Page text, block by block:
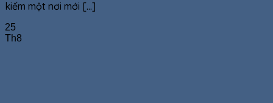
kiếm một nơi mới [...]
25
Th8